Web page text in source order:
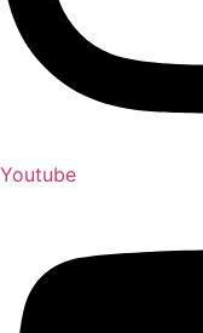
Youtube